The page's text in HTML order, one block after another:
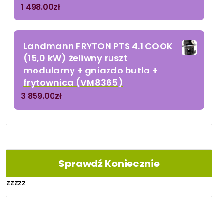
1 498.00zł
Landmann FRYTON PTS 4.1 COOK
(15,0 kW) żeliwny ruszt
modularny + gniazdo butla +
frytownica (VM8365)
3 859.00zł
Sprawdź Koniecznie
zzzzz